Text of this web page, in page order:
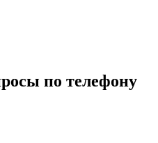
по телефону